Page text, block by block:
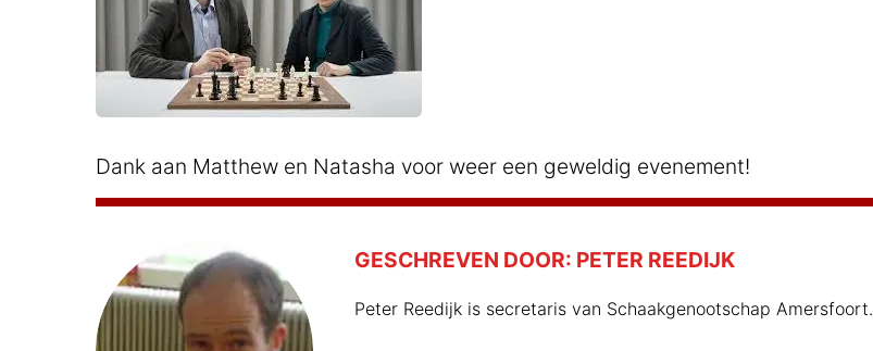
Dank aan Matthew en Natasha voor weer een geweldig evenement!
GESCHREVEN DOOR: PETER REEDIJK
Peter Reedijk is secretaris van Schaakgenootschap Amersfoort.